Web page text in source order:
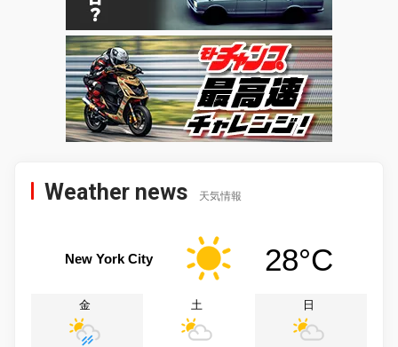
Weather news 天気情報
New York City 28°C
金 土 日